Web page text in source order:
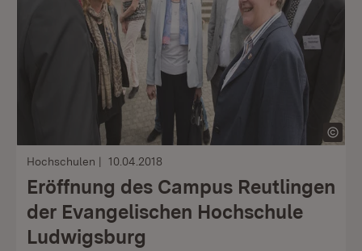
Hochschulen 10.04.2018
Eröffnung des Campus Reutlingen
der Evangelischen Hochschule
Ludwigsburg